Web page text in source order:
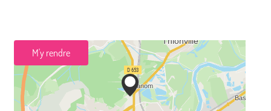
M'y rendre